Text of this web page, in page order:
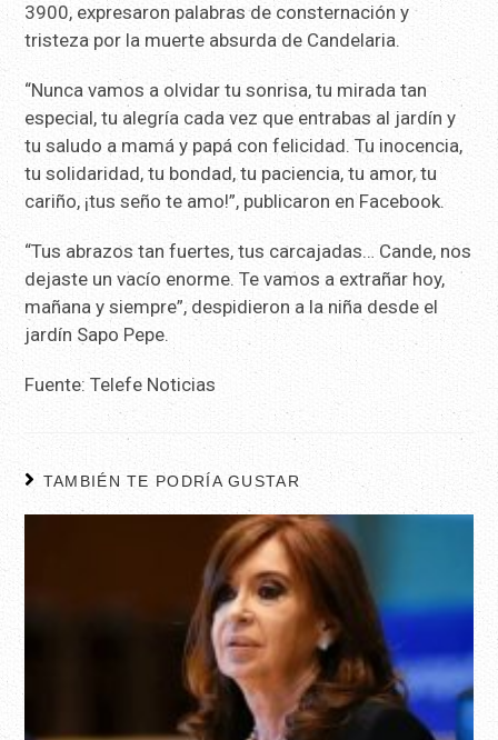
3900, expresaron palabras de consternación y
tristeza por la muerte absurda de Candelaria.
“Nunca vamos a olvidar tu sonrisa, tu mirada tan
especial, tu alegría cada vez que entrabas al jardín y
tu saludo a mamá y papá con felicidad. Tu inocencia,
tu solidaridad, tu bondad, tu paciencia, tu amor, tu
cariño, ¡tus seño te amo!”, publicaron en Facebook.
“Tus abrazos tan fuertes, tus carcajadas… Cande, nos
dejaste un vacío enorme. Te vamos a extrañar hoy,
mañana y siempre”, despidieron a la niña desde el
jardín Sapo Pepe.
Fuente: Telefe Noticias
TAMBIÉN TE PODRÍA GUSTAR